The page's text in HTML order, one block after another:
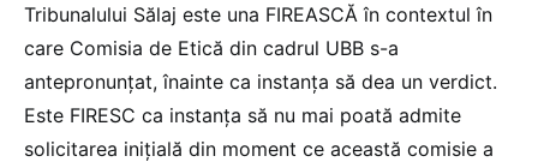
Tribunalului Sălaj este una FIREASCĂ în contextul în
care Comisia de Etică din cadrul UBB s-a
antepronunțat, înainte ca instanța să dea un verdict.
Este FIRESC ca instanța să nu mai poată admite
solicitarea inițială din moment ce această comisie a